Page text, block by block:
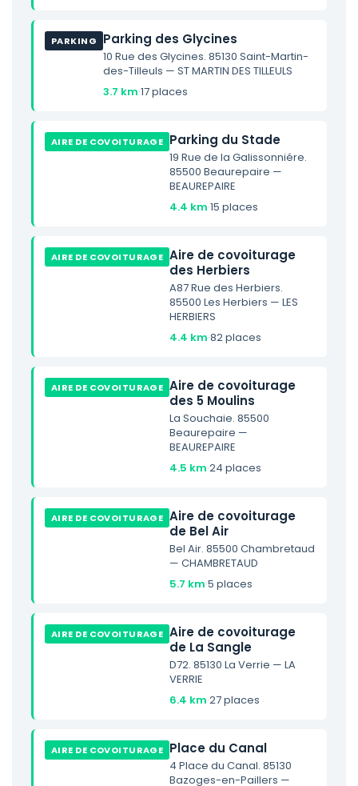
PARKING Parking des Glycines
10 Rue des Glycines. 85130 Saint-Martin-
des-Tilleuls — ST MARTIN DES TILLEULS
3.7 km·17 places
AIRE DE COVOITURAGE Parking du Stade
19 Rue de la Galissonniére.
85500 Beaurepaire —
BEAUREPAIRE
4.4 km·15 places
AIRE DE COVOITURAGE Aire de covoiturage
des Herbiers
A87 Rue des Herbiers.
85500 Les Herbiers — LES
HERBIERS
4.4 km·82 places
AIRE DE COVOITURAGE Aire de covoiturage
des 5 Moulins
La Souchaie. 85500
Beaurepaire —
BEAUREPAIRE
4.5 km·24 places
AIRE DE COVOITURAGE Aire de covoiturage
de Bel Air
Bel Air. 85500 Chambretaud
— CHAMBRETAUD
5.7 km·5 places
AIRE DE COVOITURAGE Aire de covoiturage
de La Sangle
D72. 85130 La Verrie — LA
VERRIE
6.4 km·27 places
AIRE DE COVOITURAGE Place du Canal
4 Place du Canal. 85130
Bazoges-en-Paillers —